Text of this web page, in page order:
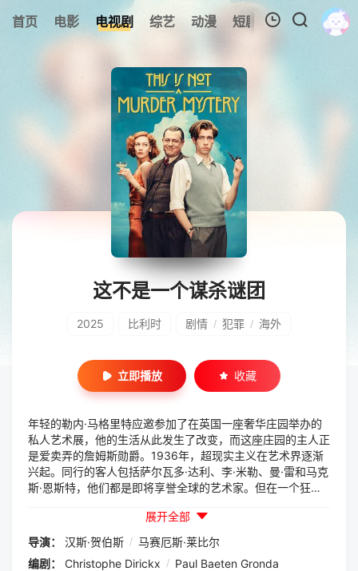
首页 电影 电视剧 综艺 动漫 短剧 今日更新
0
暂无观看影片的记录
这不是一个谋杀谜团
2025 比利时 剧情 / 犯罪 / 海外
立即播放 收藏
年轻的勒内·马格里特应邀参加了在英国一座奢华庄园举办的
私人艺术展，他的生活从此发生了改变，而这座庄园的主人正
是爱卖弄的詹姆斯勋爵。1936年，超现实主义在艺术界逐渐
兴起。同行的客人包括萨尔瓦多·达利、李·米勒、曼·雷和马克
斯·恩斯特，他们都是即将享誉全球的艺术家。但在一个狂欢
并且对前一晚发生的事毫无记忆。随着越来越多的尸体出现，
苏格兰场赶来封锁了庄园，马格里特必须揭开真相，还自己一
个清白。一切真的是表面上看起来的那样吗？
展开全部
导演：
汉斯·贺伯斯 / 马赛厄斯·莱比尔
编剧：
Christophe Dirickx / Paul Baeten Gronda